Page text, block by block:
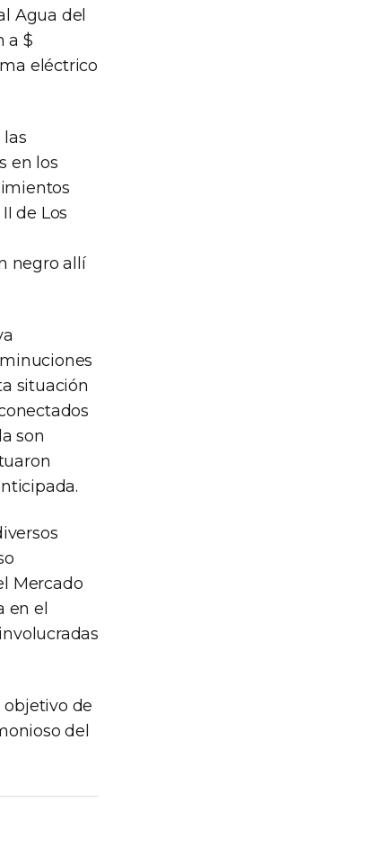
Agua del
a $
eléctrico
en los
de Los
negro allí
situación
son
Mercado
en el
objetivo de
del